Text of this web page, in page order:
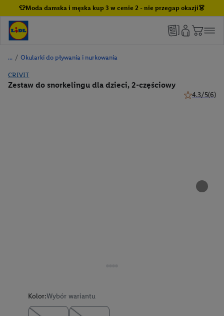
👕Moda damska i męska kup 3 w cenie 2 - nie przegap okazji👗
/ Okularki do pływania i nurkowania
CRIVIT
Zestaw do snorkelingu dla dzieci, 2-częściowy
4.3/5(6)
Kolor:Wybór wariantu